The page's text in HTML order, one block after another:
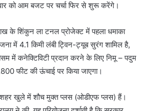
को आम बजट पर चर्चा फिर से शुरू करेंगे।
के शिंकुन ला टनल प्रोजेक्ट में पहला धमाका
में 4.1 किमी लंबी ट्विन-ट्यूब सुरंग शामिल है,
में कनेक्टिविटी प्रदान करने के लिए निमू – पदुम
फीट की ऊंचाई पर किया जाएगा।
खुले में शौच मुक्त प्लस (ओडीएफ प्लस) हैं।